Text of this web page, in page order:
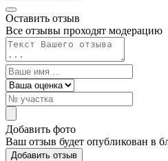
Оставить отзыв
Все отзывы проходят модерацию
Добавить фото
Ваш отзыв будет опубликован в
Добавить отзыв